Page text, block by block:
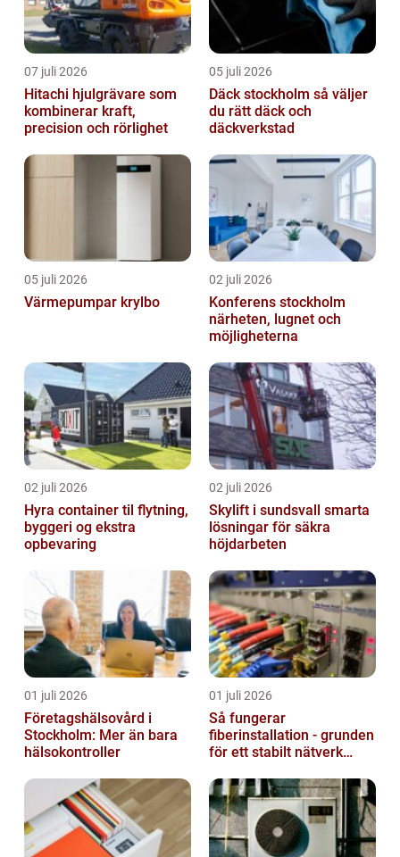
07 juli 2026
Hitachi hjulgrävare som
kombinerar kraft,
precision och rörlighet
05 juli 2026
Däck stockholm så väljer
du rätt däck och
däckverkstad
05 juli 2026
Värmepumpar krylbo
02 juli 2026
Konferens stockholm
närheten, lugnet och
möjligheterna
02 juli 2026
Hyra container til flytning,
byggeri og ekstra
opbevaring
02 juli 2026
Skylift i sundsvall smarta
lösningar för säkra
höjdarbeten
01 juli 2026
Företagshälsovård i
Stockholm: Mer än bara
hälsokontroller
01 juli 2026
Så fungerar
fiberinstallation - grunden
för ett stabilt nätverk